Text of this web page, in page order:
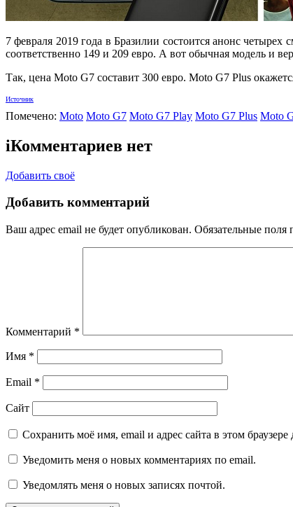
7 февраля 2019 года в Бразилии состоится анонс
соответственно 149 и 209 евро. А вот обычная модель и
Так, цена Moto G7 составит 300 евро. Moto G7 Plus
Источник
Помечено: Moto Moto G7 Moto G7 Play Moto G7 Plus Moto
iКомментариев нет
Добавить своё
Добавить комментарий
Ваш адрес email не будет опубликован. Обязательные поля
Комментарий *
Имя *
Email *
Сайт
Сохранить моё имя, email и адрес сайта в этом
Уведомить меня о новых комментариях по email.
Уведомлять меня о новых записях почтой.